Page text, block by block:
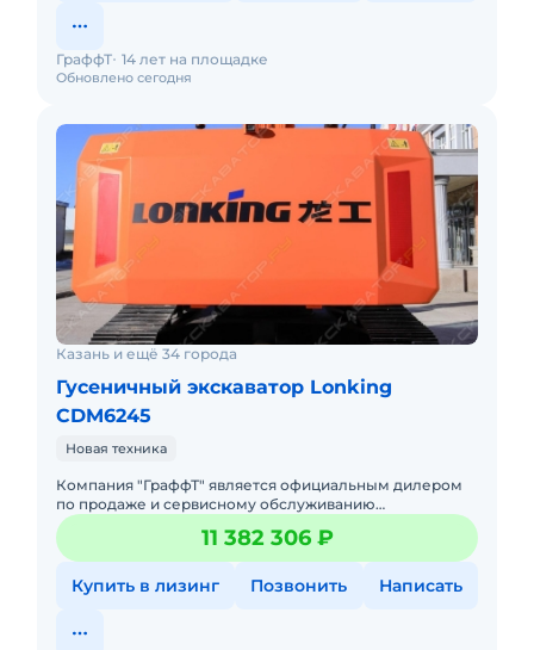
Обновлено сегодня
ГраффТ 14 лет на площадке
Казань и ещё 34 города
Гусеничный экскаватор Lonking
CDM6245
Новая техника
Компания "ГраффТ" является официальным дилером
по продаже и сервисному обслуживанию
экскаваторов Lonking.Предлагаем вам Гусеничный
экскаватор Lonking CDM6245и д
11 382 306 ₽
Купить в лизинг Позвонить Написать